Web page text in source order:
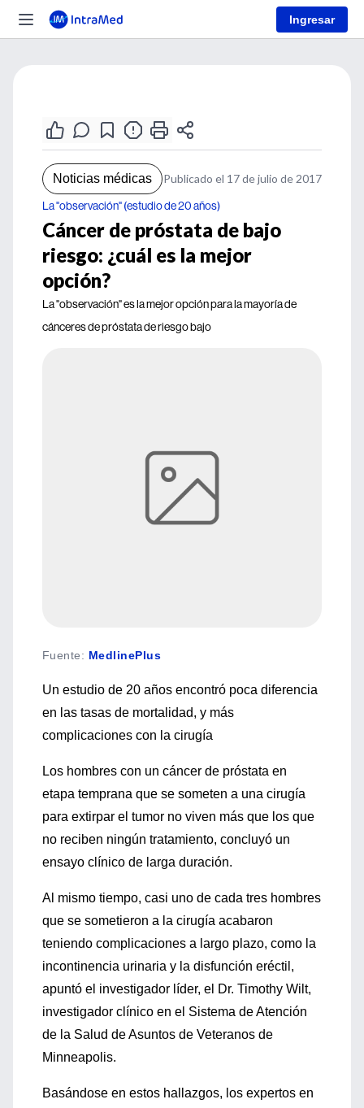
Ingresar
Noticias médicas Publicado el 17 de julio de 2017
La "observación" (estudio de 20 años)
Cáncer de próstata de bajo
riesgo: ¿cuál es la mejor
opción?
La "observación" es la mejor opción para la mayoría de
cánceres de próstata de riesgo bajo
Fuente: MedlinePlus
Un estudio de 20 años encontró poca diferencia
en las tasas de mortalidad, y más
complicaciones con la cirugía
Los hombres con un cáncer de próstata en
etapa temprana que se someten a una cirugía
para extirpar el tumor no viven más que los que
no reciben ningún tratamiento, concluyó un
ensayo clínico de larga duración.
Al mismo tiempo, casi uno de cada tres hombres
que se sometieron a la cirugía acabaron
teniendo complicaciones a largo plazo, como la
incontinencia urinaria y la disfunción eréctil,
apuntó el investigador líder, el Dr. Timothy Wilt,
investigador clínico en el Sistema de Atención
de la Salud de Asuntos de Veteranos de
Minneapolis.
Basándose en estos hallazgos, los expertos en